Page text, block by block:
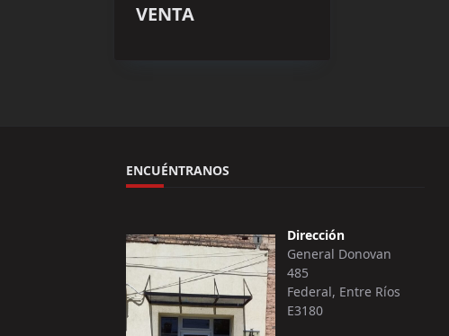
VENTA
ENCUÉNTRANOS
Dirección
General Donovan
485
Federal, Entre Ríos
E3180